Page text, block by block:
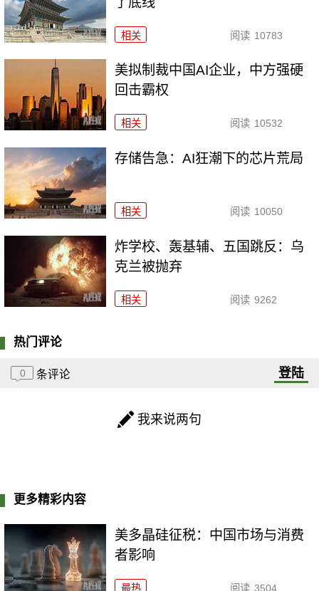
相关 阅读 10783
美拟制裁中国AI企业，中方强硬
回击霸权
相关 阅读 10532
存储告急：AI狂潮下的芯片荒局
相关 阅读 10050
炸学校、轰基辅、五国跳反：乌
克兰被抛弃
相关 阅读 9262
热门评论
0 条评论 登陆
我来说两句
更多精彩内容
美多晶硅征税：中国市场与消费
者影响
最热 阅读 3504